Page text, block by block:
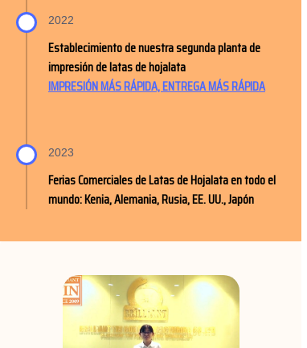
2022
Establecimiento de nuestra segunda planta de
impresión de latas de hojalata
IMPRESIÓN MÁS RÁPIDA, ENTREGA MÁS RÁPIDA
2023
Ferias Comerciales de Latas de Hojalata en todo el
mundo: Kenia, Alemania, Rusia, EE. UU., Japón